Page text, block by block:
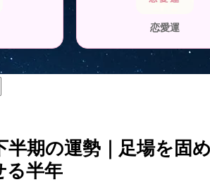
恋愛運
半期の運勢｜足場を固
る半年